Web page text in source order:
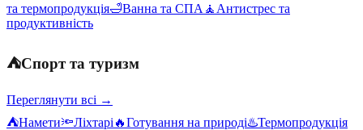
та термопродукція🛁Ванна та СПА 🧘 Антистрес та
продуктивність
⛺Спорт та туризм
Переглянути всі →
⛺Намети🔦Ліхтарі 🔥Готування на природі♨️Термопродукція